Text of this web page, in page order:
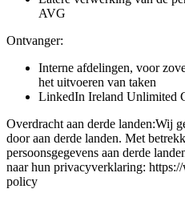
AVG
Ontvanger:
Interne afdelingen, voor
het uitvoeren van taken
LinkedIn Ireland Unlimited
Overdracht aan derde landen:Wij
door aan derde landen. Met
persoonsgegevens aan derde
naar hun privacyverklaring:
policy